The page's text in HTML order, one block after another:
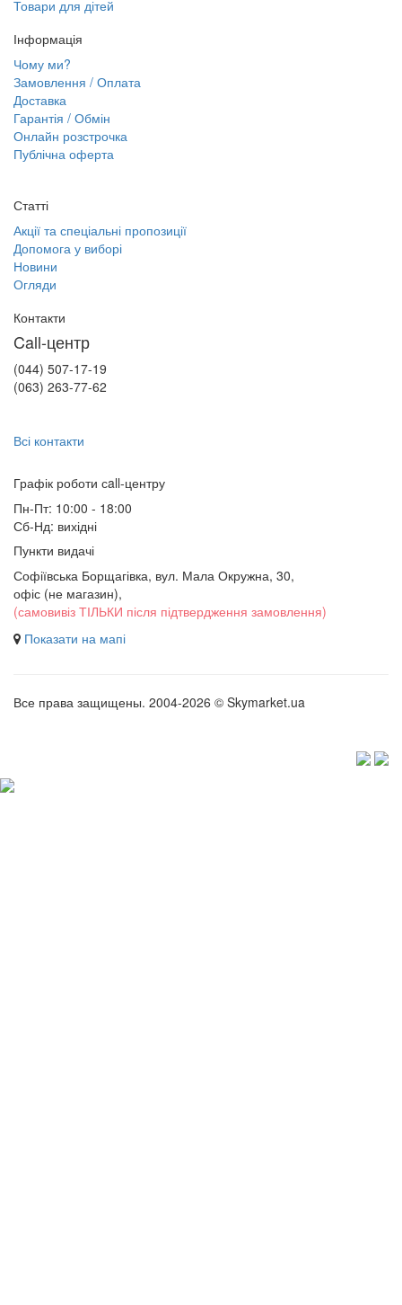
Товари для дітей
Інформація
Чому ми?
Замовлення / Оплата
Доставка
Гарантія / Обмін
Онлайн розстрочка
Публічна оферта
Статті
Акції та спеціальні пропозиції
Допомога у виборі
Новини
Огляди
Контакти
Call-центр
(044) 507-17-19
(063) 263-77-62
Всі контакти
Графік роботи сall-центру
Пн-Пт: 10:00 - 18:00
Сб-Нд: вихідні
Пункти видачі
Софіївська Борщагівка, вул. Мала Окружна, 30,
офіс (не магазин),
(самовивіз ТІЛЬКИ після підтвердження замовлення)
Показати на мапі
Все права защищены. 2004-2026 © Skymarket.ua